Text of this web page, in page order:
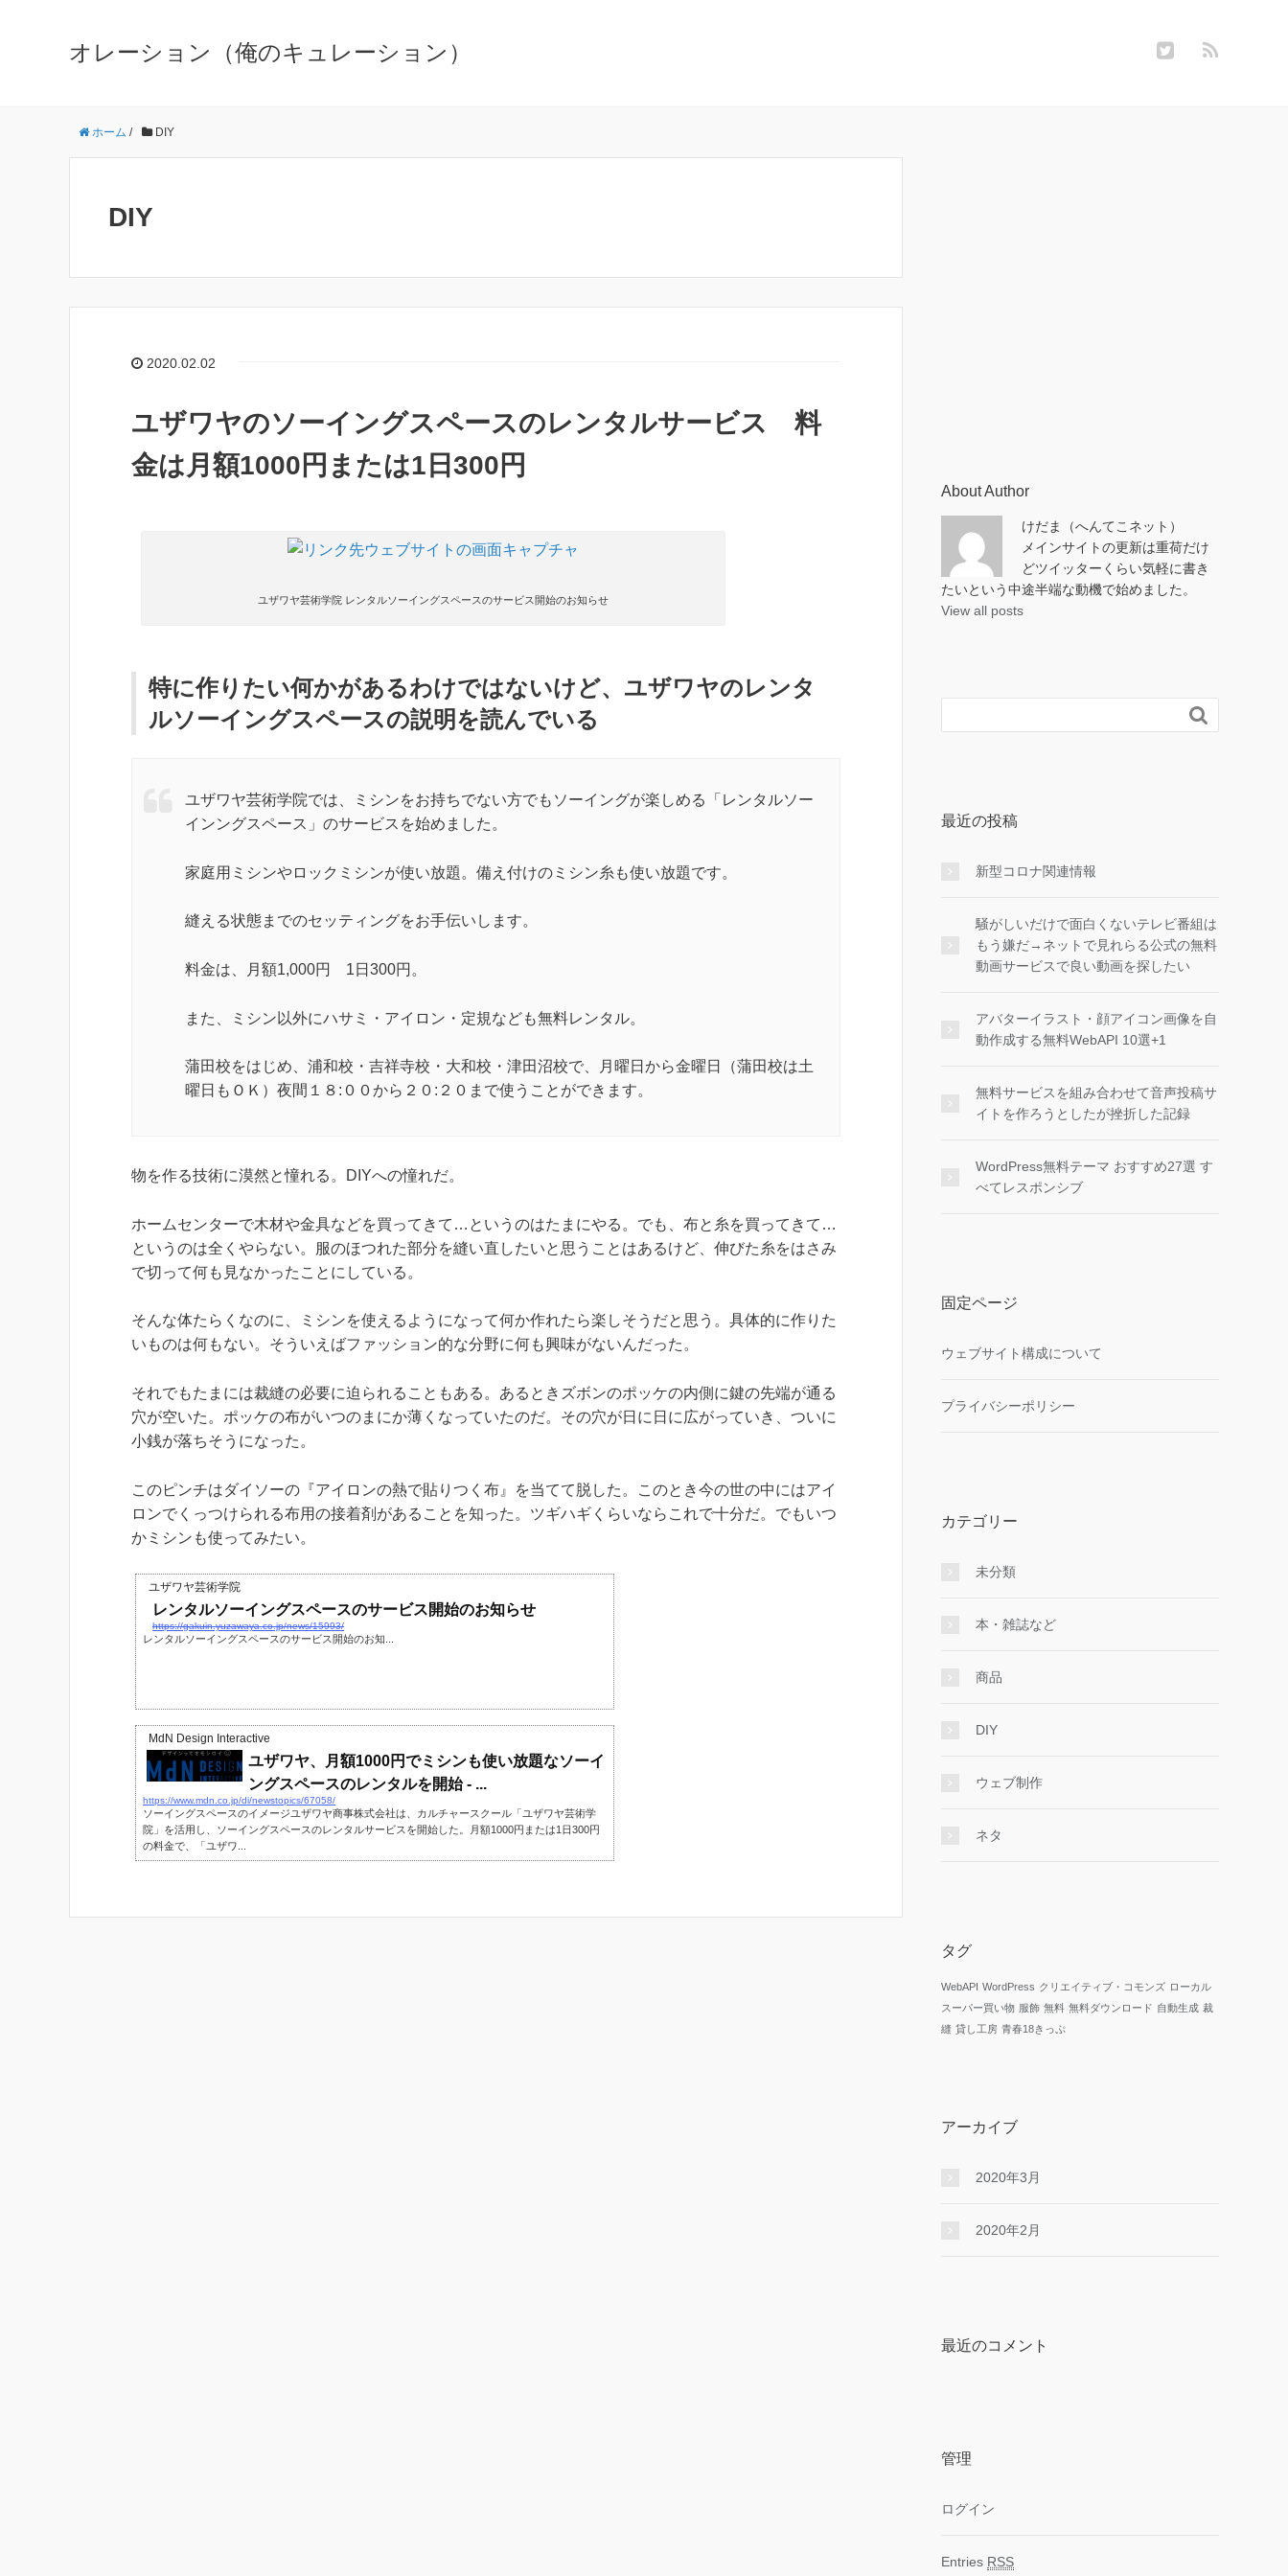
オレーション（俺のキュレーション）
ホーム / DIY
DIY
2020.02.02
ユザワヤのソーイングスペースのレンタルサービス 料
金は月額1000円または1日300円
ユザワヤ芸術学院 レンタルソーイングスペースのサービス開始のお知らせ
特に作りたい何かがあるわけではないけど、ユザワヤのレンタ
ルソーイングスペースの説明を読んでいる
ユザワヤ芸術学院では、ミシンをお持ちでない方でもソーイングが楽しめる「レンタルソー
インングスペース」のサービスを始めました。
家庭用ミシンやロックミシンが使い放題。備え付けのミシン糸も使い放題です。
縫える状態までのセッティングをお手伝いします。
料金は、月額1,000円 1日300円。
また、ミシン以外にハサミ・アイロン・定規なども無料レンタル。
蒲田校をはじめ、浦和校・吉祥寺校・大和校・津田沼校で、月曜日から金曜日（蒲田校は土
曜日もＯＫ）夜間１８:００から２０:２０まで使うことができます。
物を作る技術に漠然と憧れる。DIYへの憧れだ。
ホームセンターで木材や金具などを買ってきて…というのはたまにやる。でも、布と糸を買ってきて…
というのは全くやらない。服のほつれた部分を縫い直したいと思うことはあるけど、伸びた糸をはさみ
で切って何も見なかったことにしている。
そんな体たらくなのに、ミシンを使えるようになって何か作れたら楽しそうだと思う。具体的に作りた
いものは何もない。そういえばファッション的な分野に何も興味がないんだった。
それでもたまには裁縫の必要に迫られることもある。あるときズボンのポッケの内側に鍵の先端が通る
穴が空いた。ポッケの布がいつのまにか薄くなっていたのだ。その穴が日に日に広がっていき、ついに
小銭が落ちそうになった。
このピンチはダイソーの『アイロンの熱で貼りつく布』を当てて脱した。このとき今の世の中にはアイ
ロンでくっつけられる布用の接着剤があることを知った。ツギハギくらいならこれで十分だ。でもいつ
かミシンも使ってみたい。
ユザワヤ芸術学院
レンタルソーイングスペースのサービス開始のお知らせ
https://gakuin.yuzawaya.co.jp/news/15993/
レンタルソーイングスペースのサービス開始のお知...
MdN Design Interactive
ユザワヤ、月額1000円でミシンも使い放題なソーイ
ングスペースのレンタルを開始 - ...
https://www.mdn.co.jp/di/newstopics/67058/
ソーイングスペースのイメージユザワヤ商事株式会社は、カルチャースクール「ユザワヤ芸術学
院」を活用し、ソーイングスペースのレンタルサービスを開始した。月額1000円または1日300円
の料金で、「ユザワ...
About Author
けだま（へんてこネット）
メインサイトの更新は重荷だけ
どツイッターくらい気軽に書き
たいという中途半端な動機で始めました。
View all posts

最近の投稿
新型コロナ関連情報
騒がしいだけで面白くないテレビ番組は
もう嫌だ→ネットで見れらる公式の無料
動画サービスで良い動画を探したい
アバターイラスト・顔アイコン画像を自
動作成する無料WebAPI 10選+1
無料サービスを組み合わせて音声投稿サ
イトを作ろうとしたが挫折した記録
WordPress無料テーマ おすすめ27選 す
べてレスポンシブ
固定ページ
ウェブサイト構成について
プライバシーポリシー
カテゴリー
未分類
本・雑誌など
商品
DIY
ウェブ制作
ネタ
タグ
WebAPI WordPress クリエイティブ・コモンズ ローカル
スーパー買い物 服飾 無料 無料ダウンロード 自動生成 裁
縫 貸し工房 青春18きっぷ
アーカイブ
2020年3月
2020年2月
最近のコメント
管理
ログイン
Entries RSS